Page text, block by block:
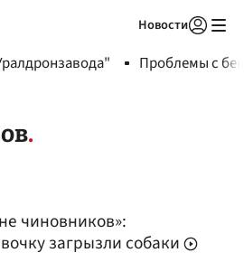
Новости
Проблемы с
чиновников»:
загрызли собаки